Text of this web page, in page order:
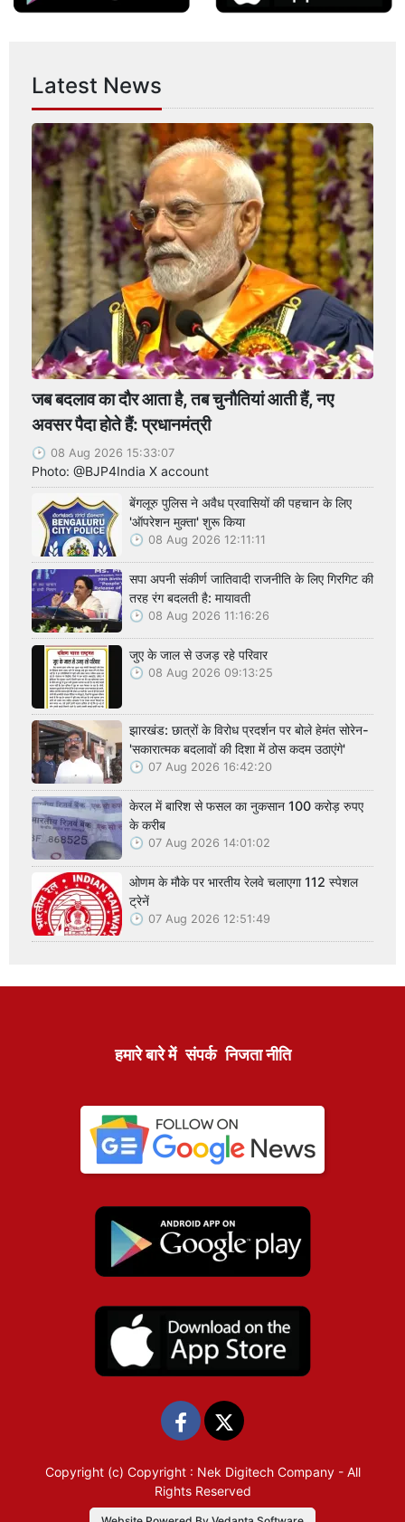
Latest News
जब बदलाव का दौर आता है, तब चुनौतियां आती हैं, नए
अवसर पैदा होते हैं: प्रधानमंत्री
08 Aug 2026 15:33:07
Photo: @BJP4India X account
बेंगलूरु पुलिस ने अवैध प्रवासियों की पहचान के लिए
'ऑपरेशन मुक्ता' शुरू किया
08 Aug 2026 12:11:11
सपा अपनी संकीर्ण जातिवादी राजनीति के लिए गिरगिट की
तरह रंग बदलती है: मायावती
08 Aug 2026 11:16:26
जुए के जाल से उजड़ रहे परिवार
08 Aug 2026 09:13:25
झारखंड: छात्रों के विरोध प्रदर्शन पर बोले हेमंत सोरेन-
'सकारात्मक बदलावों की दिशा में ठोस कदम उठाएंगे'
07 Aug 2026 16:42:20
केरल में बारिश से फसल का नुकसान 100 करोड़ रुपए
के करीब
07 Aug 2026 14:01:02
ओणम के मौके पर भारतीय रेलवे चलाएगा 112 स्पेशल
ट्रेनें
07 Aug 2026 12:51:49
हमारे बारे में संपर्क निजता नीति
Copyright (c) Copyright : Nek Digitech Company- All
Rights Reserved